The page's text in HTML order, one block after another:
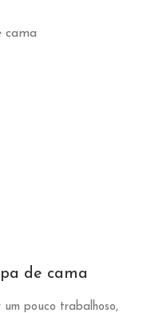
de cama
pouco trabalhoso,